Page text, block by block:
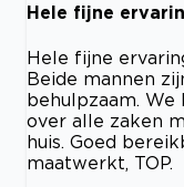
Hele fijne
Hele fijne
Beide mannen
behulpzaam.
over alle zaken
huis. Goed
maatwerkt, TOP.